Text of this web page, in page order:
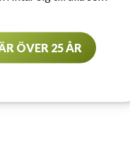
ÖVER 25 ÅR